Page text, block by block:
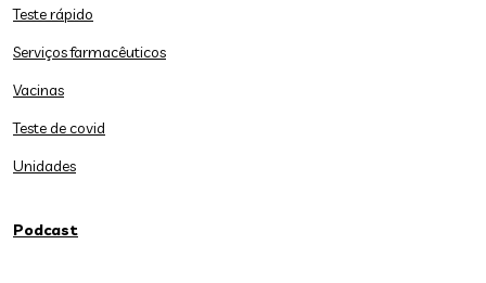
Teste rápido
Serviços farmacêuticos
Vacinas
Teste de covid
Unidades
Podcast